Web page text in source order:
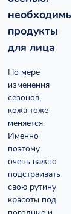
необходимые
продукты
для лица
По мере
изменения
сезонов,
кожа тоже
меняется.
Именно
поэтому
очень важно
подстраивать
свою рутину
красоты под